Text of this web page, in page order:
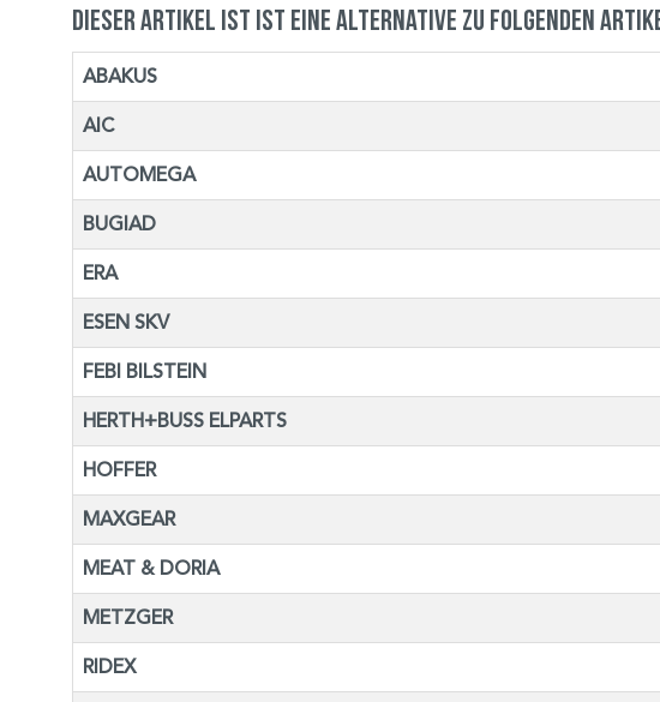
Dieser Artikel ist ist eine Alternative zu folgenden
ABAKUS
AIC
AUTOMEGA
BUGIAD
ERA
ESEN SKV
FEBI BILSTEIN
HERTH+BUSS ELPARTS
HOFFER
MAXGEAR
MEAT & DORIA
METZGER
RIDEX